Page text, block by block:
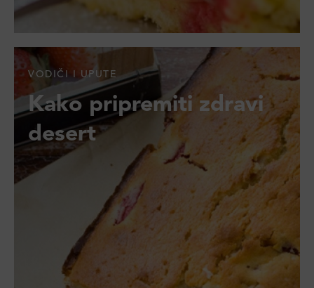
VODIČI I UPUTE
Kako pripremiti zdravi
desert